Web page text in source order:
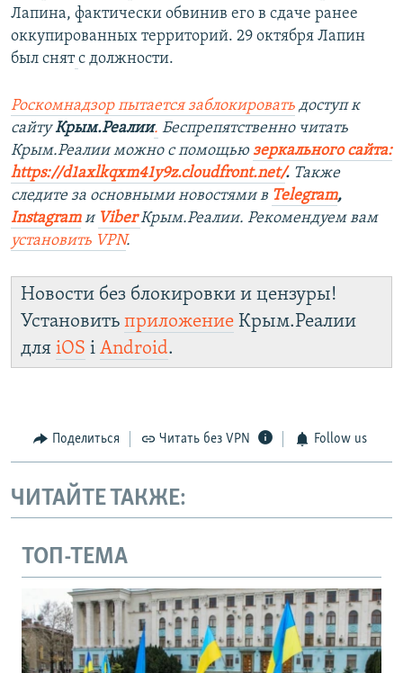
Лапина, фактически обвинив его в сдаче ранее
оккупированных территорий. 29 октября Лапин
был снят с должности.
Роскомнадзор пытается заблокировать доступ к
сайтуКрым.Реалии. Беспрепятственно читать
Крым.Реалии можно с помощью зеркального сайта:
https://d1axlkqxm41y9z.cloudfront.net/. ​ Также
следите за основными новостями в Telegram,
Instagram и ViberКрым.Реалии. Рекомендуем вам
установить VPN.
Новости без блокировки и цензуры!
Установить приложение Крым.Реалии
для iOS і Android.
Поделиться Читать без VPN Follow us
ЧИТАЙТЕ ТАКЖЕ:
ТОП-ТЕМА